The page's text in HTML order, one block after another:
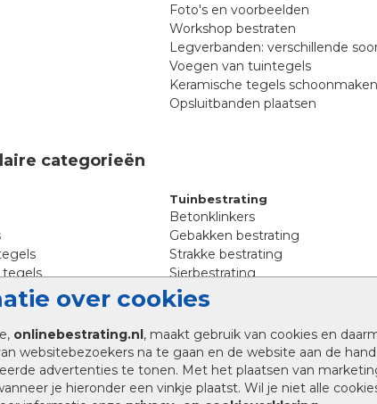
over cookies
onlinebestrating.nl, maakt gebruik van cookies en
websitebezoekers na te gaan en de website aan de
advertenties te tonen. Met het plaatsen van
je hieronder een vinkje plaatst. Wil je niet alle
Foto's en voorbeelden
Workshop bestraten
Legverbanden: verschillende
Voegen van tuintegels
Keramische tegels schoonmaken
Opsluitbanden plaatsen
categorieën
tegels
Tuinbestrating
Betonklinkers
Gebakken bestrating
Strakke bestrating
Sierbestrating
Straatklinkers
Straatstenen
Trommelstenen
Tuinstenen
Waalformaat
Wildverband bestrating